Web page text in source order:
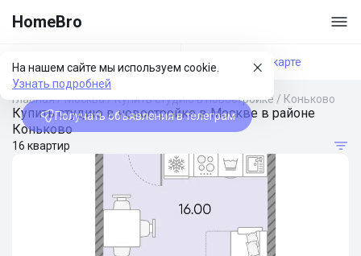
HomeBro
На нашем сайте мы используем cookie.
Узнать подробней
Получать объявления в телеграм
Фильтры На карте
Главная/Москва/Купить студию в новостройке / Коньково
Купить студию в новостройке в Москве в районе
Коньково
16 квартир